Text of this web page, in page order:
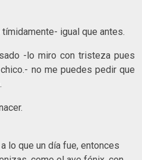
igual que antes.
-lo miro con tristeza pues
no me puedes pedir que
lo que un día fue, entonces